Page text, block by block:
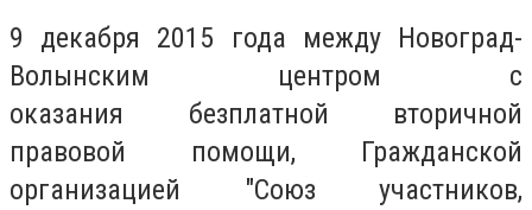
9 декабря 2015 года между Новоград-
Волынским центром с
оказания безплатной вторичной
правовой помощи, Гражданской
организацией "Союз участников,